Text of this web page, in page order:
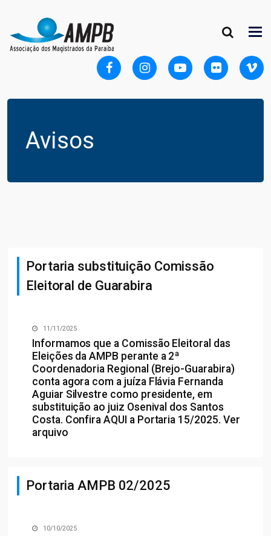
Avisos
Portaria substituição Comissão
Eleitoral de Guarabira
11/11/2025
Informamos que a Comissão Eleitoral das
Eleições da AMPB perante a 2ª
Coordenadoria Regional (Brejo-Guarabira)
conta agora com a juíza Flávia Fernanda
Aguiar Silvestre como presidente, em
substituição ao juiz Osenival dos Santos
Costa. ConfiraAQUI a Portaria 15/2025. Ver
arquivo
Portaria AMPB 02/2025
10/10/2025